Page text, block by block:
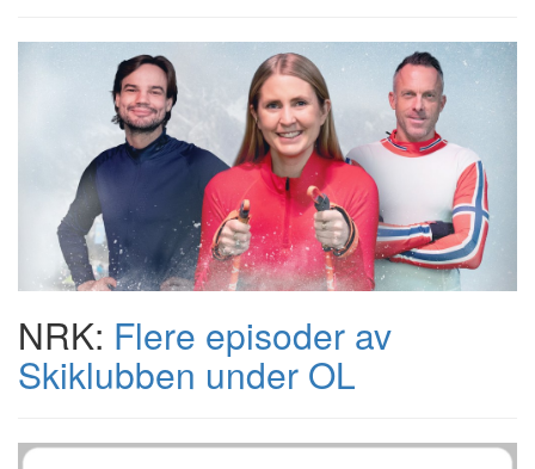
NRK: Flere episoder av
Skiklubben under OL